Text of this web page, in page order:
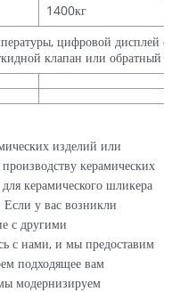
1400кг
цифровой дисплей
клапан или обратный
изделий или
керамических
керамического шликера
у вас возникли
с другими
с нами, и мы предоставим
подходящее вам
модернизируем